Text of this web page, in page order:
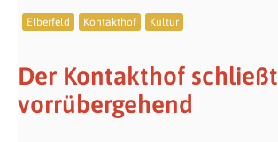
Elberfeld Kontakthof Kultur
Der Kontakthof schließt
vorrübergehend